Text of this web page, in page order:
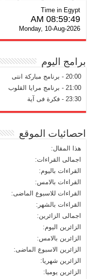
Time in Egypt
08:59:50 AM
Monday, 10-Aug-2026
برامج اليوم
20:00 - برنامج مباركة انتى
21:00 - برنامج مرايا القلوب
23:30 - فكرة فى آية
احصائيات الموقع
هذا المقال:
اجمالى القراءات:
القراءات باليوم:
القراءات بالامس:
القراءات للاسبوع الماضى:
القراءات بالشهر:
اجمالى الزائرين:
الزائرين اليوم:
الزائرين بالامس:
الزائرين الاسبوع الماضى:
الزائرين شهريا:
الزائرين يوميا: